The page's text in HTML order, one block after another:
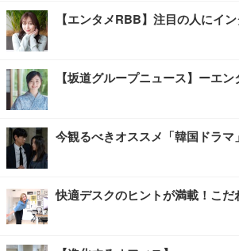
【エンタメRBB】注目の人にイ
【坂道グループニュース】ーエ
今観るべきオススメ「韓国ドラマ」
快適デスクのヒントが満載！こ